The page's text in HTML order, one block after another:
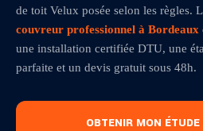
de toit Velux posée selon les règles.
couvreur professionnel à Bordeaux
une installation certifiée DTU, une
parfaite et un devis gratuit sous 48h.
OBTENIR MON